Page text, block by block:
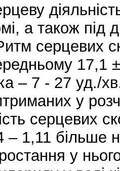
а також під
серцевих
17,1
– 7 - 27 уд./
у
серцевих
1,11 більше
у